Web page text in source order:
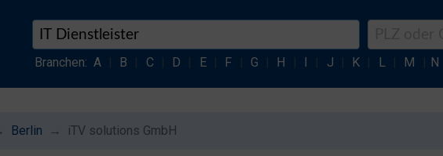
Branchen: A B C D E F G H I J K L M N
Berlin iTV solutions GmbH